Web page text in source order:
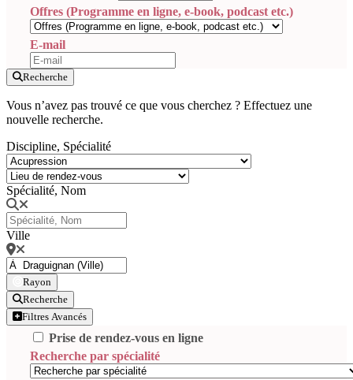
Offres (Programme en ligne, e-book, podcast etc.)
E-mail
Recherche
Vous n’avez pas trouvé ce que vous cherchez ? Effectuez une
nouvelle recherche.
Discipline, Spécialité
Spécialité, Nom
Ville
Rayon
Recherche
Filtres Avancés
Prise de rendez-vous en ligne
Recherche par spécialité